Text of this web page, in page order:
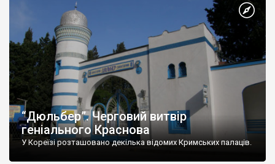
“Дюльбер”. Черговий витвір
геніального Краснова
У Кореїзі розташовано декілька відомих Кримських палаців.